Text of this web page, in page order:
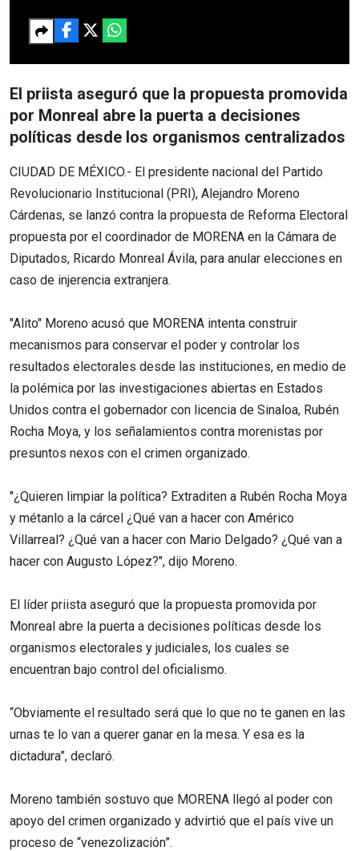
El priista aseguró que la propuesta promovida
por Monreal abre la puerta a decisiones
políticas desde los organismos centralizados
CIUDAD DE MÉXICO.- El presidente nacional del Partido
Revolucionario Institucional (PRI), Alejandro Moreno
Cárdenas, se lanzó contra la propuesta de Reforma Electoral
propuesta por el coordinador de MORENA en la Cámara de
Diputados, Ricardo Monreal Ávila, para anular elecciones en
caso de injerencia extranjera.
"Alito" Moreno acusó que MORENA intenta construir
mecanismos para conservar el poder y controlar los
resultados electorales desde las instituciones, en medio de
la polémica por las investigaciones abiertas en Estados
Unidos contra el gobernador con licencia de Sinaloa, Rubén
Rocha Moya, y los señalamientos contra morenistas por
presuntos nexos con el crimen organizado.
"¿Quieren limpiar la política? Extraditen a Rubén Rocha Moya
y métanlo a la cárcel ¿Qué van a hacer con Américo
Villarreal? ¿Qué van a hacer con Mario Delgado? ¿Qué van a
hacer con Augusto López?", dijo Moreno.
El líder priista aseguró que la propuesta promovida por
Monreal abre la puerta a decisiones políticas desde los
organismos electorales y judiciales, los cuales se
encuentran bajo control del oficialismo.
“Obviamente el resultado será que lo que no te ganen en las
urnas te lo van a querer ganar en la mesa. Y esa es la
dictadura”, declaró.
Moreno también sostuvo que MORENA llegó al poder con
apoyo del crimen organizado y advirtió que el país vive un
proceso de “venezolización”.